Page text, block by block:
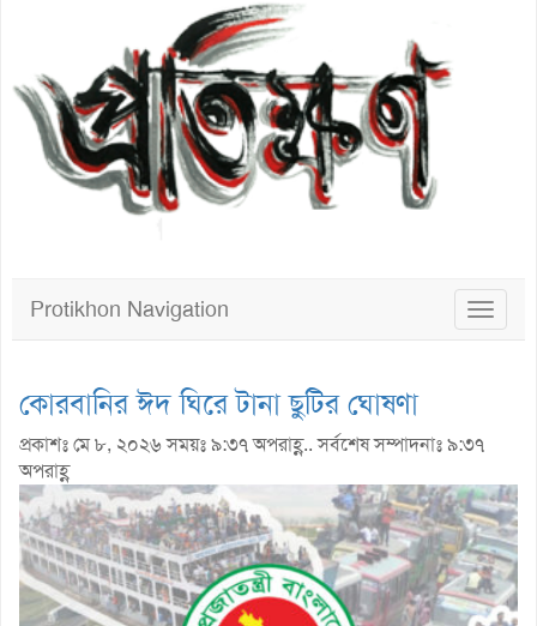
Toggle
Protikhon Navigation
কোরবানির ঈদ ঘিরে টানা ছুটির ঘোষণা
প্রকাশঃ মে ৮, ২০২৬ সময়ঃ ৯:৩৭ অপরাহ্ণ.. সর্বশেষ সম্পাদনাঃ ৯:৩৭
অপরাহ্ণ